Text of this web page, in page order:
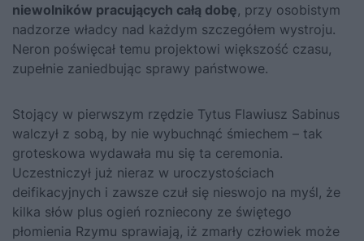
niewolników pracujących całą dobę, przy osobistym
nadzorze władcy nad każdym szczegółem wystroju.
Neron poświęcał temu projektowi większość czasu,
zupełnie zaniedbując sprawy państwowe.
Stojący w pierwszym rzędzie Tytus Flawiusz Sabinus
walczył z sobą, by nie wybuchnąć śmiechem – tak
groteskowa wydawała mu się ta ceremonia.
Uczestniczył już nieraz w uroczystościach
deifikacyjnych i zawsze czuł się nieswojo na myśl, że
kilka słów plus ogień rozniecony ze świętego
płomienia Rzymu sprawiają, iż zmarły człowiek może